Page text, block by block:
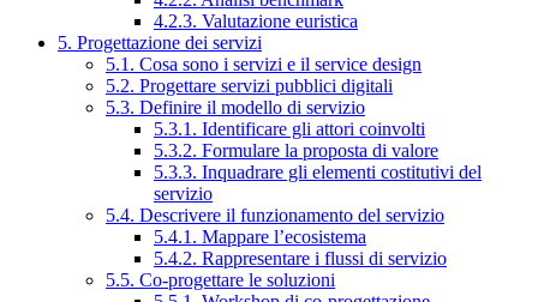
4.2.3. Valutazione euristica
5. Progettazione dei servizi
5.1. Cosa sono i servizi e il service design
5.2. Progettare servizi pubblici digitali
5.3. Definire il modello di servizio
5.3.1. Identificare gli attori coinvolti
5.3.2. Formulare la proposta di valore
5.3.3. Inquadrare gli elementi costitutivi del
servizio
5.4. Descrivere il funzionamento del servizio
5.4.1. Mappare l’ecosistema
5.4.2. Rappresentare i flussi di servizio
5.5. Co-progettare le soluzioni